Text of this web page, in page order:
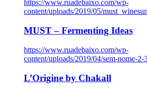
https://www.ruadebaixo.com/wp-
content/uploads/2019/05/
MUST – Fermenting Ideas
https://www.ruadebaixo.com/wp-
content/uploads/2019/04/sem-nome-
L’Origine by Chakall